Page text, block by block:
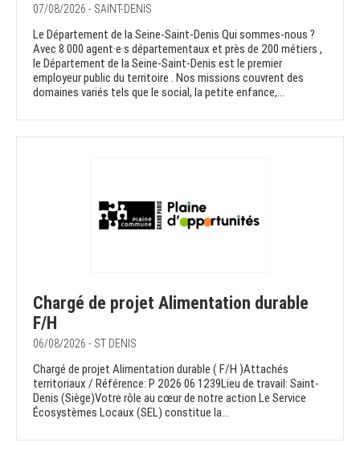
07/08/2026 - SAINT-DENIS
Le Département de la Seine-Saint-Denis Qui sommes-nous ?
Avec 8 000 agent·e·s départementaux et près de 200 métiers ,
le Département de la Seine-Saint-Denis est le premier
employeur public du territoire . Nos missions couvrent des
domaines variés tels que le social, la petite enfance,...
Chargé de projet Alimentation durable
F/H
06/08/2026 - ST DENIS
Chargé de projet Alimentation durable ( F/H )Attachés
territoriaux / Référence: P 2026 06 1239Lieu de travail: Saint-
Denis (Siège)Votre rôle au cœur de notre action Le Service
Écosystèmes Locaux (SEL) constitue la...